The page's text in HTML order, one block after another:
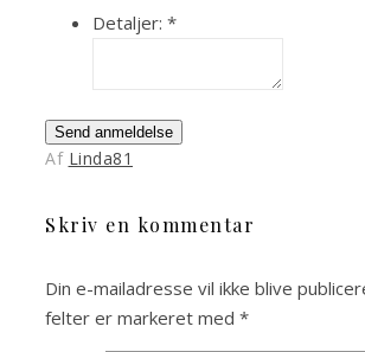
Detaljer: *
Send anmeldelse
Af Linda81
Skriv en kommentar
Din e-mailadresse vil ikke blive
felter er markeret med *